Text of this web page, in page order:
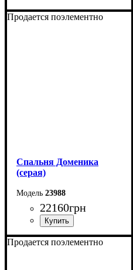
Продается поэлементно
Спальня Доменика
(серая)
23988
22160грн
Продается поэлементно